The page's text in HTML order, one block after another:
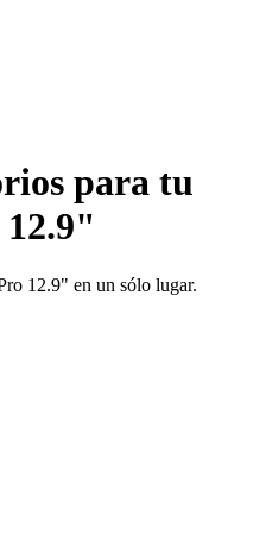
para tu
12.9" en un sólo lugar.